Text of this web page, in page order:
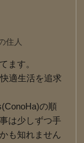
住人
ます。
適生活を追求
の順
は少しずつ手
も知れません